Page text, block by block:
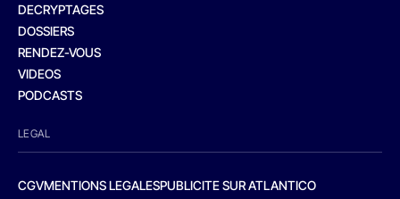
DECRYPTAGES
DOSSIERS
RENDEZ-VOUS
VIDEOS
PODCASTS
LEGAL
CGVMENTIONS LEGALESPUBLICITE SUR ATLANTICO